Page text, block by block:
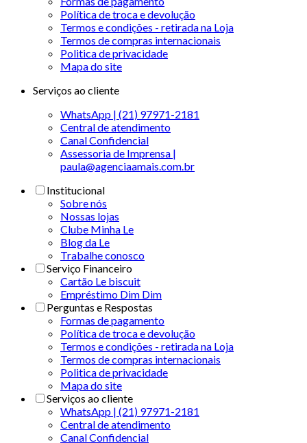
Política de troca e devolução
Termos e condições - retirada na Loja
Termos de compras internacionais
Politica de privacidade
Mapa do site
Serviços ao cliente
WhatsApp | (21) 97971-2181
Central de atendimento
Canal Confidencial
Assessoria de Imprensa |
paula@agenciaamais.com.br
Institucional
Sobre nós
Nossas lojas
Clube Minha Le
Blog da Le
Trabalhe conosco
Serviço Financeiro
Cartão Le biscuit
Empréstimo Dim Dim
Perguntas e Respostas
Formas de pagamento
Política de troca e devolução
Termos e condições - retirada na Loja
Termos de compras internacionais
Politica de privacidade
Mapa do site
Serviços ao cliente
WhatsApp | (21) 97971-2181
Central de atendimento
Canal Confidencial